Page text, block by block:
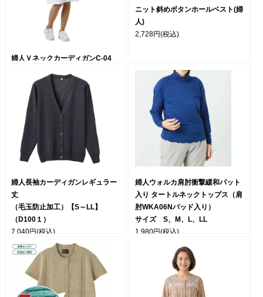
婦人ＶネックカーディガンC-04
4,620円(税込)
ニット斜めボタンホールベスト(婦
人)
2,728円(税込)
婦人長袖カーディガンレギュラー
丈
（毛玉防止加工）【S～LL】
（D100１）
7,040円(税込)
婦人ウォルカ肩肘衝撃緩和パット
入り タートルネックトップス（肩
肘WKA06Nパッド入り）
サイズ S、M、L、LL
1,980円(税込)